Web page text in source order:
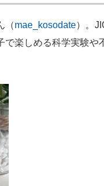
（mae_kosodate）。
楽しめる科学実験や